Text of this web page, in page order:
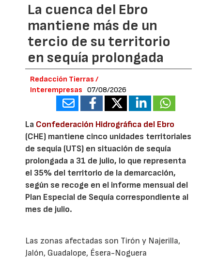
La cuenca del Ebro
mantiene más de un
tercio de su territorio
en sequía prolongada
Redacción Tierras /
Interempresas
07/08/2026
La Confederación Hidrográfica del Ebro
(CHE) mantiene cinco unidades territoriales
de sequía (UTS) en situación de sequía
prolongada a 31 de julio, lo que representa
el 35% del territorio de la demarcación,
según se recoge en el informe mensual del
Plan Especial de Sequía correspondiente al
mes de julio.
Las zonas afectadas son Tirón y Najerilla,
Jalón, Guadalope, Ésera-Noguera